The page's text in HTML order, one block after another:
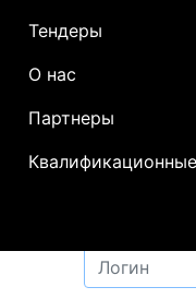
Тендеры
О нас
Партнеры